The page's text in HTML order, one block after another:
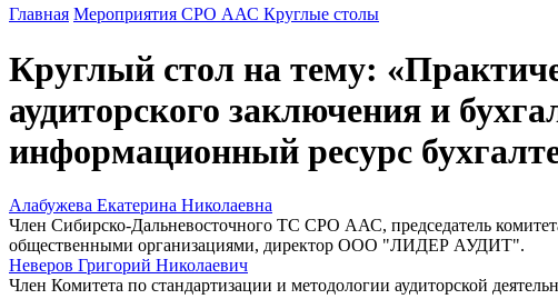
Главная Мероприятия СРО ААС Круглые столы
Круглый стол на тему:
аудиторского заключения и
информационный ресурс
Алабужева Екатерина Николаевна
Член Сибирско-Дальневосточного ТС СРО ААС, председатель
общественными организациями, директор ООО "ЛИДЕР АУДИТ".
Неверов Григорий Николаевич
Член Комитета по стандартизации и методологии аудиторской